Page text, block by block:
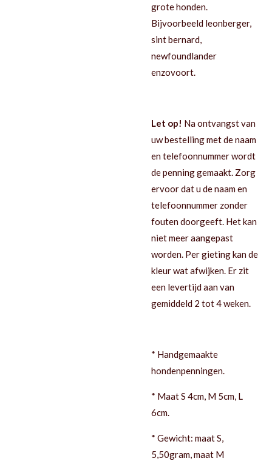
grote honden.
Bijvoorbeeld leonberger,
sint bernard,
newfoundlander
enzovoort.
Let op! Na ontvangst van
uw bestelling met de naam
en telefoonnummer wordt
de penning gemaakt. Zorg
ervoor dat u de naam en
telefoonnummer zonder
fouten doorgeeft. Het kan
niet meer aangepast
worden. Per gieting kan de
kleur wat afwijken. Er zit
een levertijd aan van
gemiddeld 2 tot 4 weken.
* Handgemaakte
hondenpenningen.
* Maat S 4cm, M 5cm, L
6cm.
* Gewicht: maat S,
5,50gram, maat M